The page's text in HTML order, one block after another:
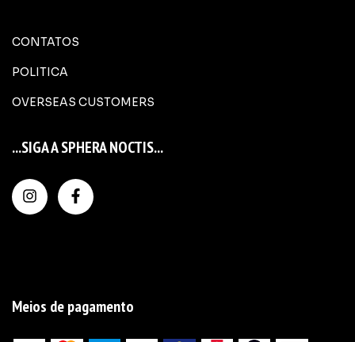
CONTATOS
POLITICA
OVERSEAS CUSTOMERS
...SIGA A SPHERA NOCTIS...
Meios de pagamento